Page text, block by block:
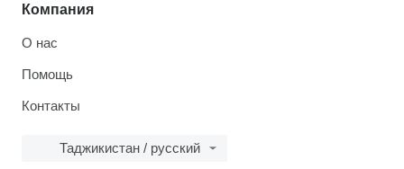
Компания
О нас
Помощь
Контакты
Таджикистан / русский